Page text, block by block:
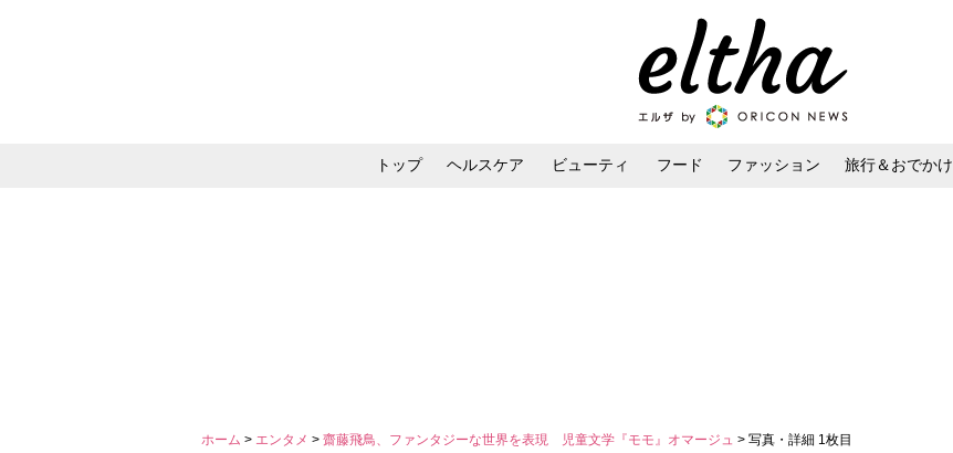
トップ ヘルスケア ビューティ フード ファッション 旅行＆おでかけ
ホーム > エンタメ > 齋藤飛鳥、ファンタジーな世界を表現 児童文学『モモ』オマージュ > 写真・詳細 1枚目